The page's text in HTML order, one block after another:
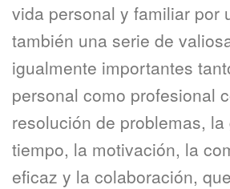
vida personal y familiar por
también una serie de
igualmente importantes
personal como profesional
resolución de problemas, la
tiempo, la motivación, la
eficaz y la colaboración,